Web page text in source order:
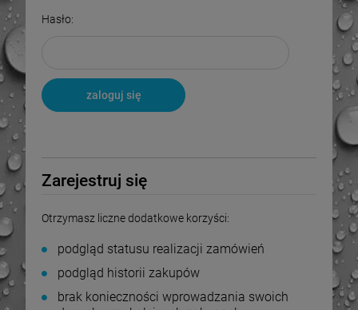
-9%
Hasło:
zaloguj się
Zarejestruj się
Otrzymasz liczne dodatkowe korzyści:
podgląd statusu realizacji zamówień
podgląd historii zakupów
brak konieczności wprowadzania swoich